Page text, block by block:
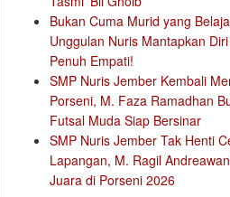
Bukan Cuma Murid yang
Unggulan Nuris Mantapkan
Penuh Empati!
SMP Nuris Jember Kembali
Porseni, M. Faza Ramadhan
Futsal Muda Siap Bersinar
SMP Nuris Jember Tak Henti
Lapangan, M. Ragil
Juara di Porseni 2026